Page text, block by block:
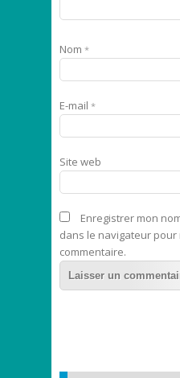
Nom *
E-mail *
Site web
Enregistrer mon
dans le navigateur pour
commentaire.